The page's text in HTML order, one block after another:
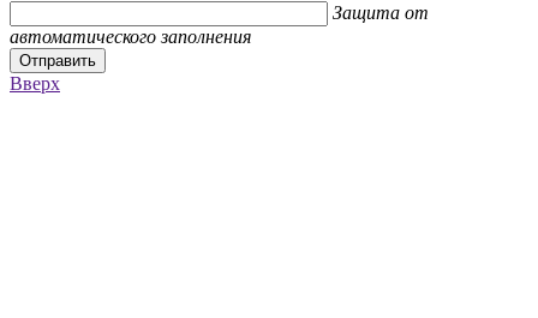
Защита от
автоматического заполнения
Отправить
Вверх